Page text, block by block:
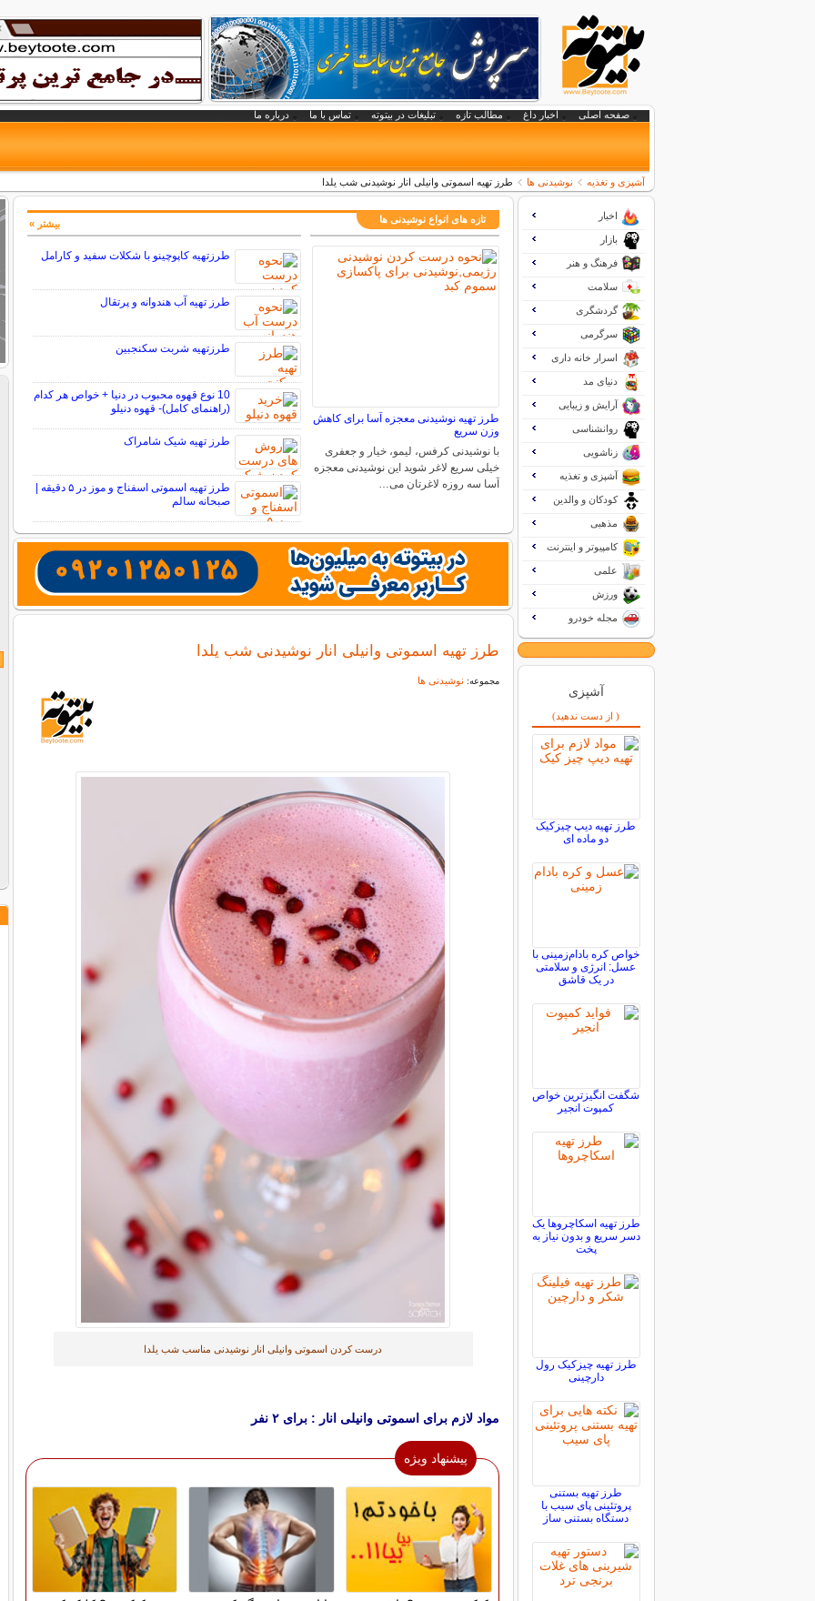
صفحه اصلی اخبار داغ مطالب تازه تبلیغات در بیتوته تماس با ما درباره ما
آشپزی و تغذیه نوشیدنی ها طرز تهیه اسموتی وانیلی انار نوشیدنی شب یلدا
تازه های انواع نوشیدنی ها
طرز تهیه نوشیدنی معجزه آسا برای کاهش
وزن سریع
با نوشیدنی کرفس، لیمو، خیار و جعفری
خیلی سریع لاغر شوید این نوشیدنی معجزه
آسا سه روزه لاغرتان می…
طرزتهیه کاپوچینو با شکلات سفید و کارامل
طرز تهیه آب هندوانه و پرتقال
طرزتهیه شربت سکنجبین
10 نوع قهوه محبوب در دنیا + خواص هر کدام
(راهنمای کامل)- قهوه دنیلو
طرز تهیه شیک شامراک
طرز تهیه اسموتی اسفناج و موز در ۵ دقیقه |
صبحانه سالم
بیشتر »
طرز تهیه اسموتی وانیلی انار نوشیدنی شب یلدا
مجموعه: نوشیدنی ها
درست کردن اسموتی وانیلی انار نوشیدنی مناسب شب یلدا
مواد لازم برای اسموتی وانیلی انار : برای ۲ نفر
پیشنهاد ویژه
اخبار
بازار
فرهنگ و هنر
سلامت
گردشگری
سرگرمی
اسرار خانه داری
دنیای مد
آرایش و زیبایی
روانشناسی
زناشویی
آشپزی و تغذیه
کودکان و والدین
مذهبی
کامپیوتر و اینترنت
علمی
ورزش
مجله خودرو
آشپزی
( از دست ندهید)
طرز تهیه دیپ چیزکیک
دو ماده ای
خواص کره بادام‌زمینی با
عسل: انرژی و سلامتی
در یک قاشق
شگفت انگیزترین خواص
کمپوت انجیر
طرز تهیه اسکاچروها یک
دسر سریع و بدون نیاز به
پخت
طرز تهیه چیزکیک رول
دارچینی
طرز تهیه بستنی
پروتئینی پای سیب با
دستگاه بستنی ساز